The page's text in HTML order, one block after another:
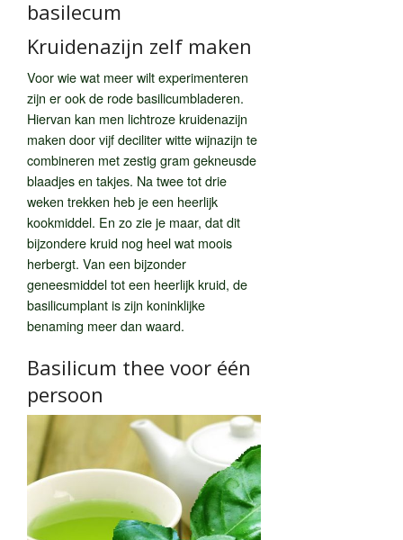
basilecum
Kruidenazijn zelf maken
Voor wie wat meer wilt experimenteren
zijn er ook de rode basilicumbladeren.
Hiervan kan men lichtroze kruidenazijn
maken door vijf deciliter witte wijnazijn te
combineren met zestig gram gekneusde
blaadjes en takjes. Na twee tot drie
weken trekken heb je een heerlijk
kookmiddel. En zo zie je maar, dat dit
bijzondere kruid nog heel wat moois
herbergt. Van een bijzonder
geneesmiddel tot een heerlijk kruid, de
basilicumplant is zijn koninklijke
benaming meer dan waard.
Basilicum thee voor één
persoon